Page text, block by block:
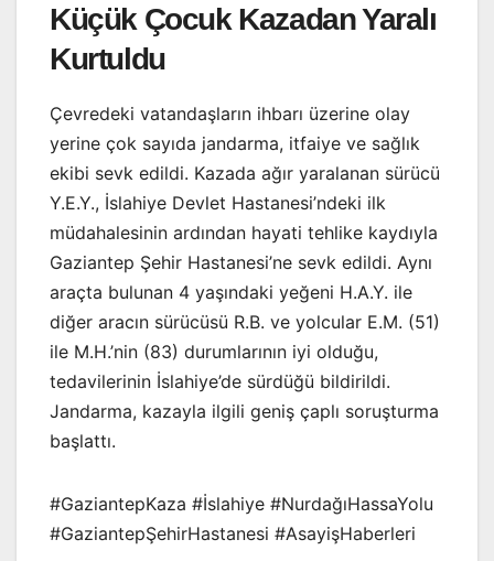
Küçük Çocuk Kazadan Yaralı
Kurtuldu
Çevredeki vatandaşların ihbarı üzerine olay
yerine çok sayıda jandarma, itfaiye ve sağlık
ekibi sevk edildi. Kazada ağır yaralanan sürücü
Y.E.Y., İslahiye Devlet Hastanesi’ndeki ilk
müdahalesinin ardından hayati tehlike kaydıyla
Gaziantep Şehir Hastanesi’ne sevk edildi. Aynı
araçta bulunan 4 yaşındaki yeğeni H.A.Y. ile
diğer aracın sürücüsü R.B. ve yolcular E.M. (51)
ile M.H.’nin (83) durumlarının iyi olduğu,
tedavilerinin İslahiye’de sürdüğü bildirildi.
Jandarma, kazayla ilgili geniş çaplı soruşturma
başlattı.
#GaziantepKaza #İslahiye #NurdağıHassaYolu
#GaziantepŞehirHastanesi #AsayişHaberleri